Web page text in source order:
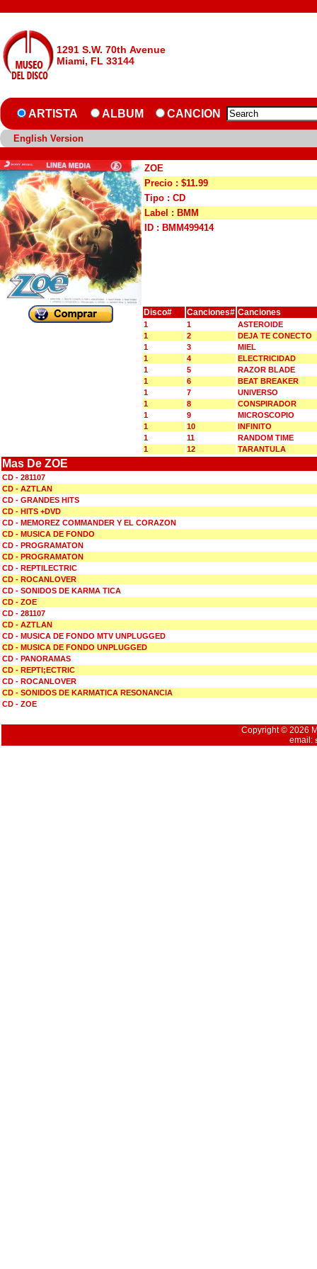
1291 S.W. 70th Avenue
Miami, FL 33144
ARTISTA ALBUM CANCION
English Version
ZOE
Precio : $11.99
Tipo : CD
Label : BMM
ID : BMM499414
Disco# Canciones# Canciones
1 1
ASTEROIDE
1
2
DEJA TE CONECTO
1
3
MIEL
1
4
ELECTRICIDAD
1
5
RAZOR BLADE
1
6
BEAT BREAKER
1
7
UNIVERSO
1
8
CONSPIRADOR
1
9
MICROSCOPIO
1
10
INFINITO
1
11
RANDOM TIME
1
12 TARANTULA
Mas De ZOE
CD - 281107
CD - AZTLAN
CD - GRANDES HITS
CD - HITS +DVD
CD - MEMOREZ COMMANDER Y EL CORAZON
CD - MUSICA DE FONDO
CD - PROGRAMATON
CD - PROGRAMATON
CD - REPTILECTRIC
CD - ROCANLOVER
CD - SONIDOS DE KARMA TICA
CD - ZOE
CD - 281107
CD - AZTLAN
CD - MUSICA DE FONDO MTV UNPLUGGED
CD - MUSICA DE FONDO UNPLUGGED
CD - PANORAMAS
CD - REPTI;ECTRIC
CD - ROCANLOVER
CD - SONIDOS DE KARMATICA RESONANCIA
CD - ZOE
Copyright © 2026
email: